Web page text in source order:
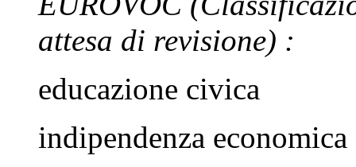
attesa di revisione) :
educazione civica
indipendenza economica